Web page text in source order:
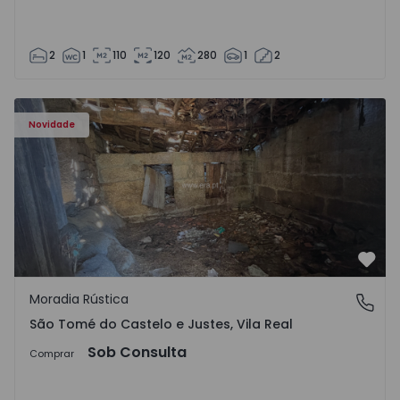
2 1 110 120 280 1 2
Novidade
Moradia Vila Real, São Tomé do Castelo e Justes -
São Tomé do Castelo e Justes, Vila Real
Moradia Rústica
São Tomé do Castelo e Justes, Vila Real
Comprar Sob Consulta